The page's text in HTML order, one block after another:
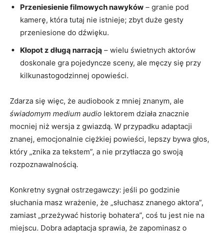
Przeniesienie filmowych nawyków – granie pod
kamerę, która tutaj nie istnieje; zbyt duże gesty
przeniesione do dźwięku.
Kłopot z długą narracją – wielu świetnych aktorów
doskonale gra pojedyncze sceny, ale męczy się przy
kilkunastogodzinnej opowieści.
Zdarza się więc, że audiobook z mniej znanym, ale
świadomym medium audio lektorem działa znacznie
mocniej niż wersja z gwiazdą. W przypadku adaptacji
znanej, emocjonalnie ciężkiej powieści, lepszy bywa głos,
który „znika za tekstem”, a nie przytłacza go swoją
rozpoznawalnością.
Konkretny sygnał ostrzegawczy: jeśli po godzinie
słuchania masz wrażenie, że „słuchasz znanego aktora”,
zamiast „przeżywać historię bohatera”, coś tu jest nie na
miejscu. Dobra adaptacja sprawia, że zapominasz o